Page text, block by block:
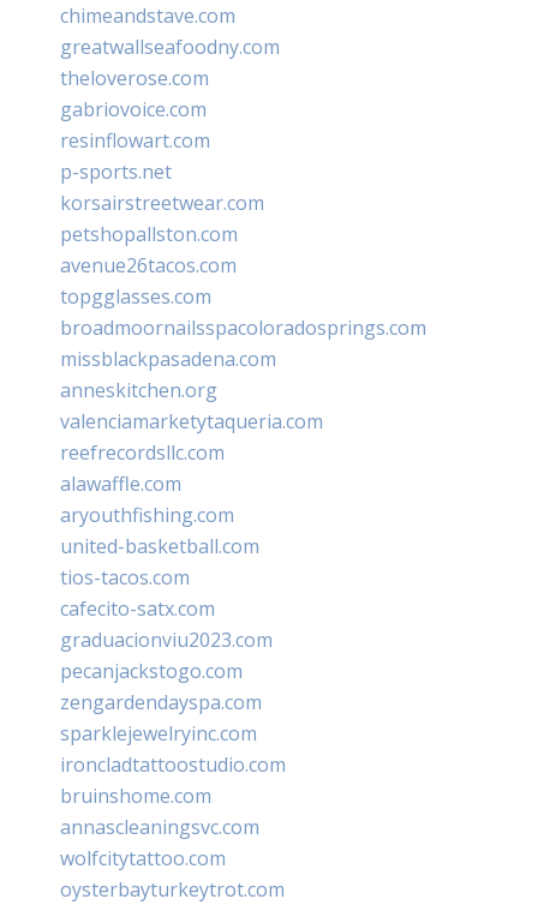
chimeandstave.com
greatwallseafoodny.com
theloverose.com
gabriovoice.com
resinflowart.com
p-sports.net
korsairstreetwear.com
petshopallston.com
avenue26tacos.com
topgglasses.com
broadmoornailsspacoloradosprings.com
missblackpasadena.com
anneskitchen.org
valenciamarketytaqueria.com
reefrecordsllc.com
alawaffle.com
aryouthfishing.com
united-basketball.com
tios-tacos.com
cafecito-satx.com
graduacionviu2023.com
pecanjackstogo.com
zengardendayspa.com
sparklejewelryinc.com
ironcladtattoostudio.com
bruinshome.com
annascleaningsvc.com
wolfcitytattoo.com
oysterbayturkeytrot.com